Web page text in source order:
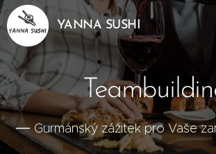
YANNA SUSHI
Gurmánský zážitek pro Vaše